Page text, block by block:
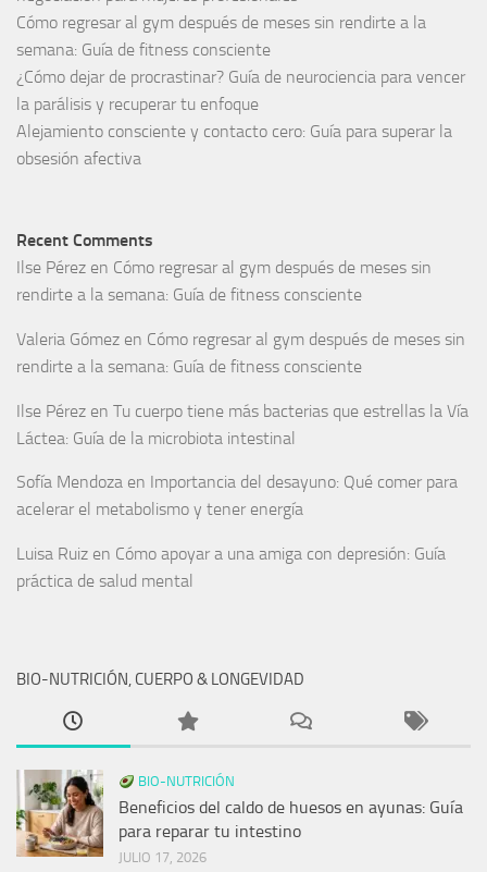
Cómo regresar al gym después de meses sin rendirte a la
semana: Guía de fitness consciente
¿Cómo dejar de procrastinar? Guía de neurociencia para vencer
la parálisis y recuperar tu enfoque
Alejamiento consciente y contacto cero: Guía para superar la
obsesión afectiva
Recent Comments
Ilse Pérez en Cómo regresar al gym después de meses sin
rendirte a la semana: Guía de fitness consciente
Valeria Gómez en Cómo regresar al gym después de meses sin
rendirte a la semana: Guía de fitness consciente
Ilse Pérez en Tu cuerpo tiene más bacterias que estrellas la Vía
Láctea: Guía de la microbiota intestinal
Sofía Mendoza en Importancia del desayuno: Qué comer para
acelerar el metabolismo y tener energía
Luisa Ruiz en Cómo apoyar a una amiga con depresión: Guía
práctica de salud mental
BIO-NUTRICIÓN, CUERPO & LONGEVIDAD
BIO-NUTRICIÓN
Beneficios del caldo de huesos en ayunas: Guía
para reparar tu intestino
JULIO 17, 2026